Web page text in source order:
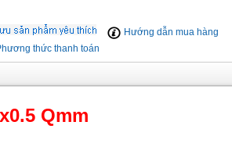
Hướng dẫn mua hàng
thức thanh toán
Qmm